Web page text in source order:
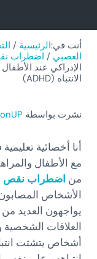
أنت في:الرئيسية /
العصبي / اضطراب
الإدراكي عند
الانتباه (ADHD)
نشرت بواسطة
أنا أخصائية
مع الأطفال
من اضطراب نقص
يواجهون العديد
العلاقات
أشخاص يتشتت